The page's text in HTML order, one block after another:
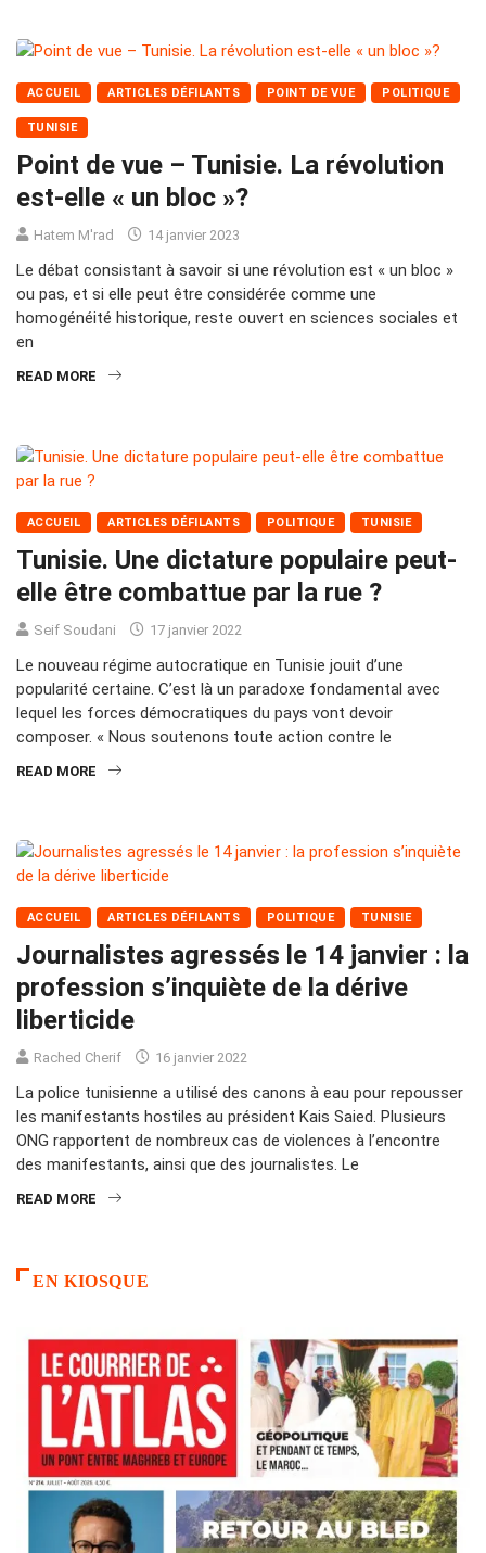
ACCUEIL ARTICLES DÉFILANTS POINT DE VUE POLITIQUE
TUNISIE
Point de vue – Tunisie. La révolution
est-elle « un bloc »?
Hatem M'rad 14 janvier 2023
Le débat consistant à savoir si une révolution est « un bloc »
ou pas, et si elle peut être considérée comme une
homogénéité historique, reste ouvert en sciences sociales et
en
READ MORE
ACCUEIL ARTICLES DÉFILANTS POLITIQUE TUNISIE
Tunisie. Une dictature populaire peut-
elle être combattue par la rue ?
Seif Soudani 17 janvier 2022
Le nouveau régime autocratique en Tunisie jouit d’une
popularité certaine. C’est là un paradoxe fondamental avec
lequel les forces démocratiques du pays vont devoir
composer. « Nous soutenons toute action contre le
READ MORE
ACCUEIL ARTICLES DÉFILANTS POLITIQUE TUNISIE
Journalistes agressés le 14 janvier : la
profession s’inquiète de la dérive
liberticide
Rached Cherif 16 janvier 2022
La police tunisienne a utilisé des canons à eau pour repousser
les manifestants hostiles au président Kais Saied. Plusieurs
ONG rapportent de nombreux cas de violences à l’encontre
des manifestants, ainsi que des journalistes. Le
READ MORE
EN KIOSQUE